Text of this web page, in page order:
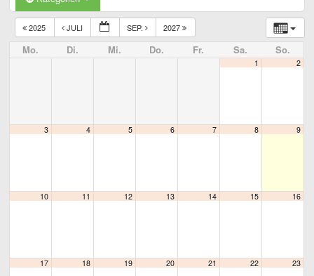
2025 JULI SEP. 2027
Mo. Di. Mi. Do. Fr. Sa. So.
1 2
3 4 5 6 7 8 9
10 11 12 13 14 15 16
17 18 19 20 21 22 23